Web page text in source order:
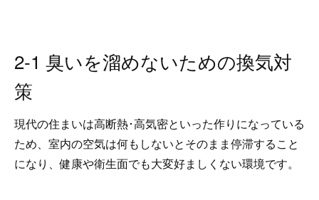
2-1 臭いを溜めないための換気対
策
現代の住まいは高断熱･高気密といった作りになっている
ため、室内の空気は何もしないとそのまま停滞すること
になり、健康や衛生面でも大変好ましくない環境です。